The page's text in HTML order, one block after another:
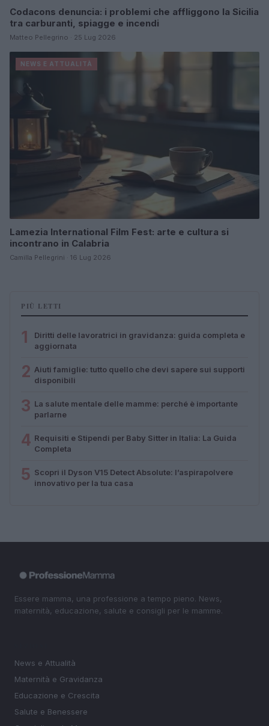
Codacons denuncia: i problemi che affliggono la Sicilia
tra carburanti, spiagge e incendi
Matteo Pellegrino · 25 Lug 2026
NEWS E ATTUALITÀ
Lamezia International Film Fest: arte e cultura si
incontrano in Calabria
Camilla Pellegrini · 16 Lug 2026
PIÙ LETTI
1
Diritti delle lavoratrici in gravidanza: guida completa e
aggiornata
2 Aiuti famiglie: tutto quello che devi sapere sui supporti
disponibili
3 La salute mentale delle mamme: perché è importante
parlarne
4 Requisiti e Stipendi per Baby Sitter in Italia: La Guida
Completa
5 Scopri il Dyson V15 Detect Absolute: l’aspirapolvere
innovativo per la tua casa
Essere mamma, una professione a tempo pieno. News,
maternità, educazione, salute e consigli per le mamme.
News e Attualità
Maternità e Gravidanza
Educazione e Crescita
Salute e Benessere